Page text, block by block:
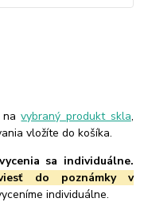
navybraný produkt skla,
vložíte do košíka.
sa individuálne.
do poznámky v
individuálne.